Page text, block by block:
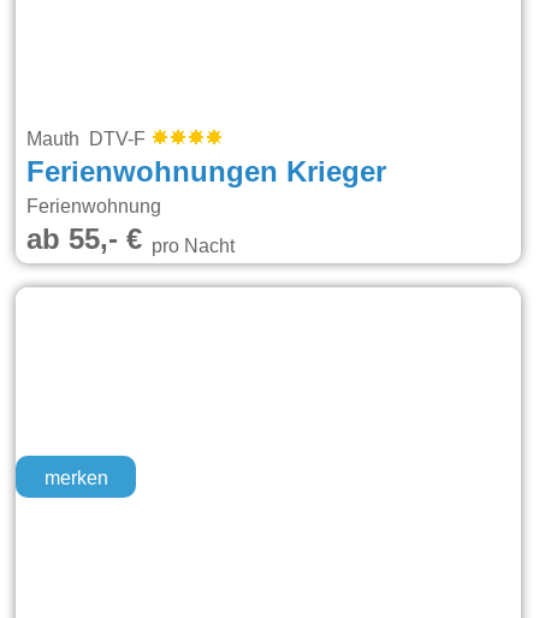
Mauth DTV-F
Ferienwohnungen Krieger
Ferienwohnung
ab 55,- €pro Nacht
merken